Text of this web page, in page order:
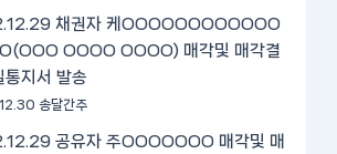
채권자 케OOOOOOOOOOOO
OOOO OOOO) 매각및 매각결
통지서 발송
송달간주
공유자 주OOOOOOO 매각및 매